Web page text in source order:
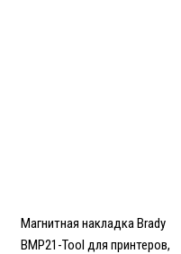
Магнитная накладка Brady
BMP21-Tool для принтеров,